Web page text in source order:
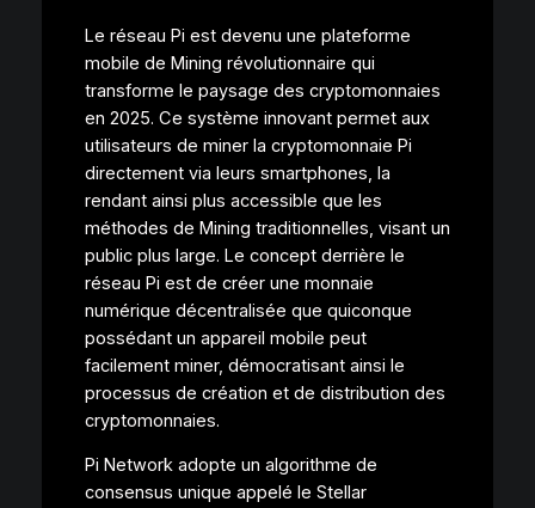
Le réseau Pi est devenu une plateforme
mobile de Mining révolutionnaire qui
transforme le paysage des cryptomonnaies
en 2025. Ce système innovant permet aux
utilisateurs de miner la cryptomonnaie Pi
directement via leurs smartphones, la
rendant ainsi plus accessible que les
méthodes de Mining traditionnelles, visant un
public plus large. Le concept derrière le
réseau Pi est de créer une monnaie
numérique décentralisée que quiconque
possédant un appareil mobile peut
facilement miner, démocratisant ainsi le
processus de création et de distribution des
cryptomonnaies.
Pi Network adopte un algorithme de
consensus unique appelé le Stellar